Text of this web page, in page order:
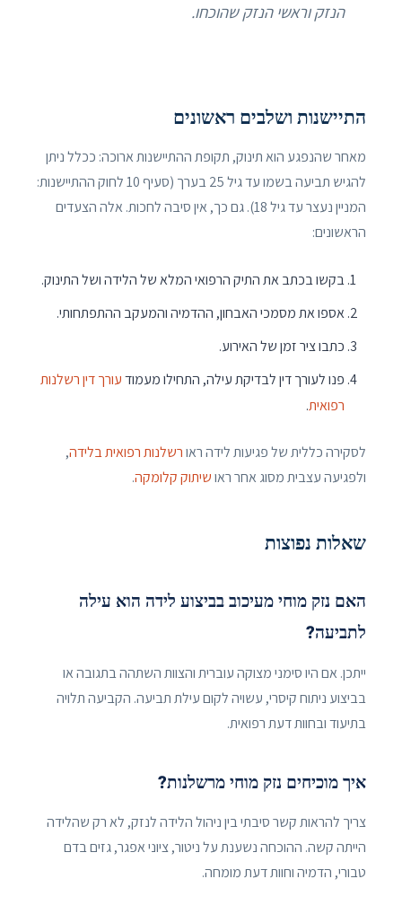
הנזק וראשי הנזק שהוכחו.
התיישנות ושלבים ראשונים
מאחר שהנפגע הוא תינוק, תקופת ההתיישנות ארוכה: ככלל ניתן
להגיש תביעה בשמו עד גיל 25 בערך (סעיף 10 לחוק ההתיישנות:
המניין נעצר עד גיל 18). גם כך, אין סיבה לחכות. אלה הצעדים
הראשונים:
בקשו בכתב את התיק הרפואי המלא של הלידה ושל התינוק.
אספו את מסמכי האבחון, ההדמיה והמעקב ההתפתחותי.
כתבו ציר זמן של האירוע.
פנו לעורך דין לבדיקת עילה, התחילו מעמודעורך דין רשלנות
רפואית.
לסקירה כללית של פגיעות לידה ראורשלנות רפואית בלידה,
ולפגיעה עצבית מסוג אחר ראושיתוק קלומקה.
שאלות נפוצות
האם נזק מוחי מעיכוב בביצוע לידה הוא עילה
לתביעה?
ייתכן. אם היו סימני מצוקה עוברית והצוות השתהה בתגובה או
בביצוע ניתוח קיסרי, עשויה לקום עילת תביעה. הקביעה תלויה
בתיעוד ובחוות דעת רפואית.
איך מוכיחים נזק מוחי מרשלנות?
צריך להראות קשר סיבתי בין ניהול הלידה לנזק, לא רק שהלידה
הייתה קשה. ההוכחה נשענת על ניטור, ציוני אפגר, גזים בדם
טבורי, הדמיה וחוות דעת מומחה.